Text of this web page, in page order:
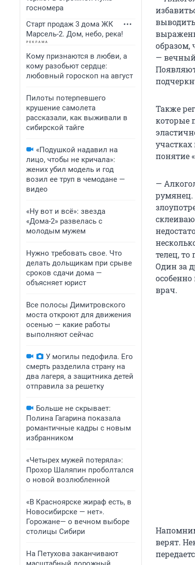
госномера
Старт продаж 3 дома ЖК
Марсель-2. Дом, небо, река!
Кому признаются в любви, а
кому разобьют сердце:
любовный гороскоп на август
Пилоты потерпевшего
крушение самолета
рассказали, как выживали в
сибирской тайге
«Подушкой надавил на
лицо, чтобы не кричала»:
жених убил модель и год
возил ее труп в чемодане —
видео
«Ну вот и всё»: звезда
«Дома-2» развелась с
молодым мужем
Нужно требовать свое. Что
делать дольщикам при срыве
сроков сдачи дома —
объясняет юрист
Все полосы Димитровского
моста откроют для движения
осенью — какие работы
выполняют сейчас
У могилы педофила. Его
смерть разделила страну на
два лагеря, а защитника детей
отправила за решетку
Больше не скрывает:
Полина Гагарина показала
романтичные кадры с новым
избранником
«Четырех мужей потеряла»:
Прохор Шаляпин проболтался
о новой возлюбленной
«В Красноярске жираф есть, в
Новосибирске — нет».
Горожане— о вечном выборе
столицы Сибири
На Петухова заканчивают
образом,
— вечный
Также
которые
участках
понятие
—
румянец.
телец,
Один за
врач.
верят.